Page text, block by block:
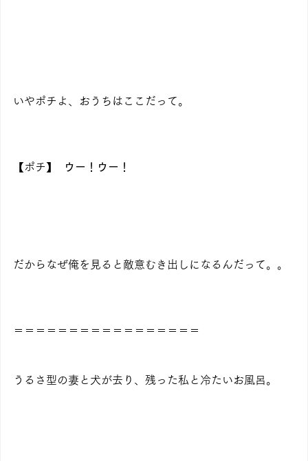
いやポチよ、おうちはここだって。
【ポチ】 ウー！ウー！
だからなぜ俺を見ると敵意むき出しになるんだって。。
＝＝＝＝＝＝＝＝＝＝＝＝＝＝＝＝＝
うるさ型の妻と犬が去り、残った私と冷たいお風呂。